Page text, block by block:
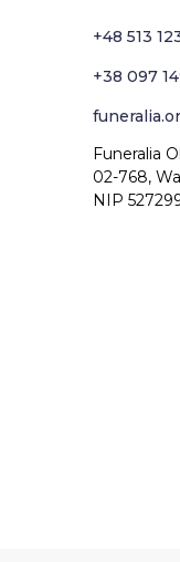
Funeralia
02-768,
NIP
+48 513
+38 097